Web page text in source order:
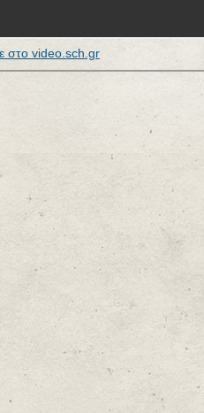
στο video.sch.gr